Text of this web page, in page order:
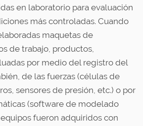
en laboratorio para evaluación
más controladas. Cuando
maquetas de
de trabajo, productos,
por medio del registro del
de las fuerzas (células de
sensores de presión, etc.) o por
(software de modelado
fueron adquiridos con